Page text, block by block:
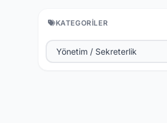
KATEGORILER